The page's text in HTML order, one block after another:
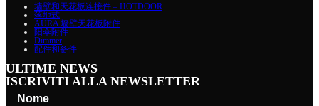
墙壁和天花板连接件 – HOTDOOR
落地式
AURA 墙壁天花板附件
阳伞附件
Dimmer
配件和备件
ULTIME NEWS
ISCRIVITI ALLA NEWSLETTER
Nome